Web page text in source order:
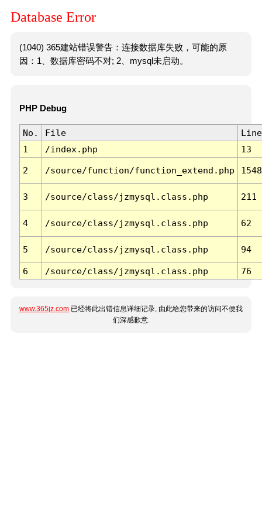
Database Error
(1040) 365建站错误警告：连接数据库失败，可能的原
因：1、数据库密码不对; 2、mysql未启动。
PHP Debug
No. File
Line
1
/index.php 13
2 /source/function/function_extend.php 1548
3 /source/class/jzmysql.class.php 211
4 /source/class/jzmysql.class.php 62
5 /source/class/jzmysql.class.php 94
6 /source/class/jzmysql.class.php 76
www.365jz.com 已经将此出错信息详细记录, 由此给您带来的访问不便我
们深感歉意.